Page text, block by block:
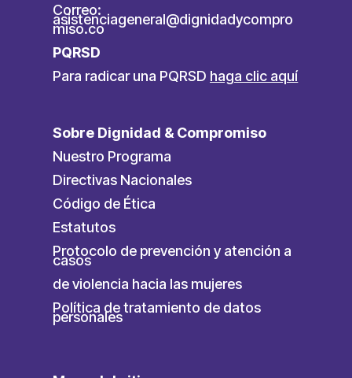
Correo:
asistenciageneral@dignidadycompro
miso.co
PQRSD
Para radicar una PQRSD haga clic aquí
Sobre Dignidad & Compromiso
Nuestro Programa
Directivas Nacionales
Código de Ética
Estatutos
Protocolo de prevención y atención a
casos
de violencia hacia las mujeres
Política de tratamiento de datos
personales